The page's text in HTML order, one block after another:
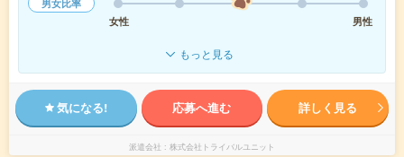
男女比率
女性
男性
もっと見る
気になる! 応募へ進む 詳しく見る
派遣会社 株式会社トライバルユニット